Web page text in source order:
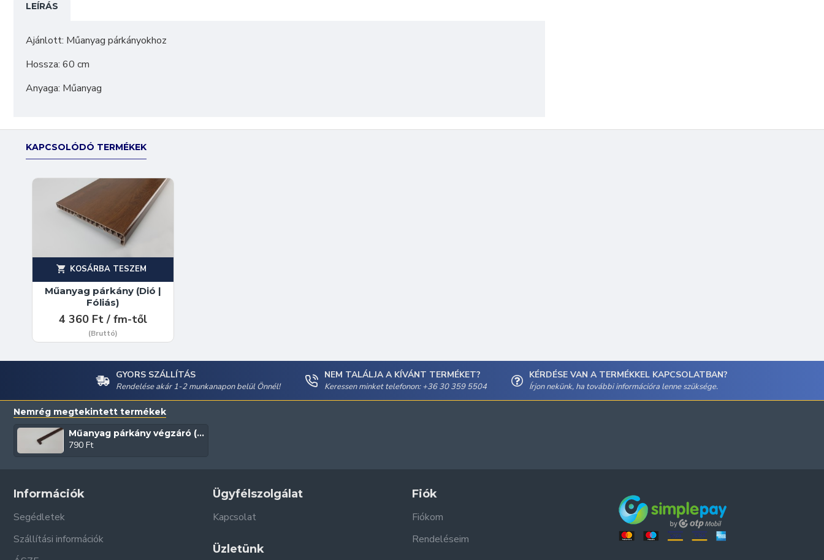
LEÍRÁS
Ajánlott: Műanyag párkányokhoz
Hossza: 60 cm
Anyaga: Műanyag
KAPCSOLÓDÓ TERMÉKEK
Műanyag párkány (Dió |
Fóliás)
4 360 Ft / fm-től
(Bruttó)
KOSÁRBA TESZEM
GYORS SZÁLLÍTÁS
Rendelése akár 1-2 munkanapon belül Önnél!
NEM TALÁLJA A KÍVÁNT TERMÉKET?
Keressen minket telefonon: +36 30 359 5504
KÉRDÉSE VAN A TERMÉKKEL KAPCSOLATBAN?
Írjon nekünk, ha további információra lenne szüksége.
Nemrég megtekintett termékek
Műanyag párkány végzáró (Dió)
790 Ft
Információk
Segédletek
Szállítási információk
Ügyfélszolgálat
Kapcsolat
Üzletünk
Fiók
Fiókom
Rendeléseim